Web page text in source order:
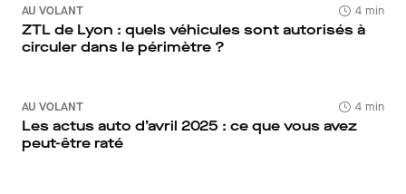
AU VOLANT 4 min
ZTL de Lyon : quels véhicules sont autorisés à
circuler dans le périmètre ?
AU VOLANT 4 min
Les actus auto d’avril 2025 : ce que vous avez
peut-être raté